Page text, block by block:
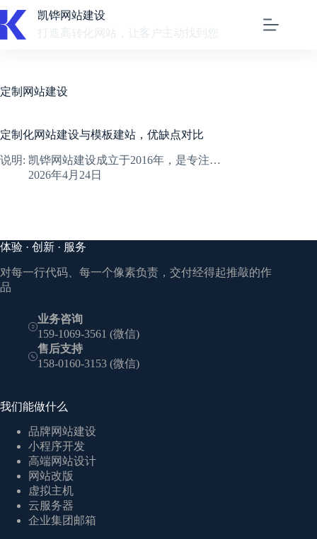
至
凯铧网站建设
打造高转化网站，让客户主动找到您
定制网站建设
定制化网站建设与模板建站，优缺点对比
说明: 凯铧网站建设成立于2016年，是专注…
2026年4月24日
体验 · 创新 · 服务
对每一行代码、每一个像素负责，交付经得起推敲的作
品
业务咨询
159-1069-3561 (微信)
售后支持
158-0160-3153 (微信)
我们能做什么
品牌网站建设
小程序开发
高端网站设计
网站改版
虚拟主机
云服务器
企业集团邮箱